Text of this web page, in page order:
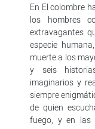
En El colombre
los hombres
extravagantes
especie
muerte a los
y seis
imaginarios y
siempre
de quien
fuego, y en las